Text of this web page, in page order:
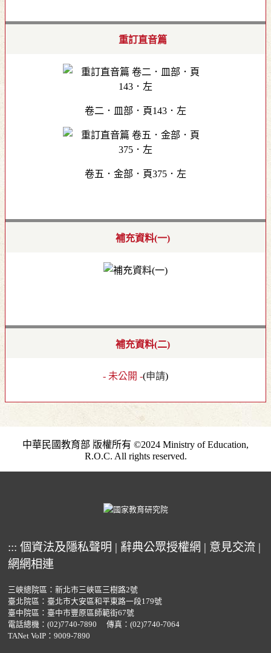
重訂直音篇
卷二．皿部．頁143．左
卷五．金部．頁375．左
補充資料(一)
補充資料(二)
- 未公開 -(申請)
中華民國教育部 版權所有 ©2024 Ministry of Education,
R.O.C. All rights reserved.
::: 個資法及隱私聲明 | 辭典公眾授權網 | 意見交流 |
網網相連
三峽總院區：新北市三峽區三樹路2號
臺北院區：臺北市大安區和平東路一段179號
臺中院區：臺中市豐原區師範街67號
電話總機： (02)7740-7890
傳真：(02)7740-7064
TANet VoIP：9009-7890